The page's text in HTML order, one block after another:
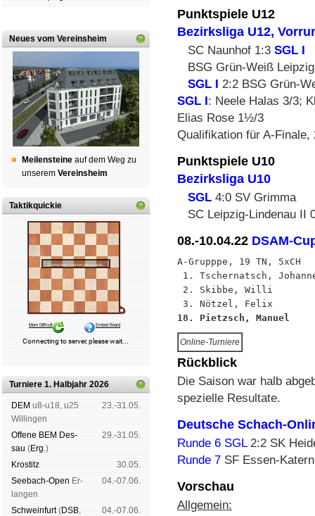
Neues vom Vereinsheim
Mei­len­stei­ne auf dem Weg zu
un­se­rem Ver­eins­heim
Taktikquickie
Turniere 1. Halbjahr 2026
DEM u8-u18, u25
Wil­lin­gen
23.-31.05.
Offene BEM Des­
sau (Erg.)
29.-31.05.
Kros­titz
30.05.
See­bach-Open Er­
lan­gen
04.-07.06.
Schwein­furt(DSB,
04.-07.06.
Punktspiele U12
Bezirksliga U12,
SC Naunhof 1:3 SGL I
BSG Grün-Weiß
SGL I 2:2 BSG Grün-
SGL I: Neele Halas 3/3;
Elias Rose 1½/3
Qualifikation für A-
Punktspiele U10
Bezirksliga U10
SGL 4:0 SV Grimma
SC Leipzig-Lindenau II
08.-10.04.22 DSAM-
A-Grupppe, 19 TN, 5xCH
1. Tschernatsch,
2. Skibbe, Willi
18. Pietzsch, Manuel
Online-Turniere
Rückblick
Die Saison war halb
spezielle Resultate.
Deutsche Schach-
Runde 6 SGL2:2 SK
Runde 7 SF Essen-
Vorschau
Allgemein: